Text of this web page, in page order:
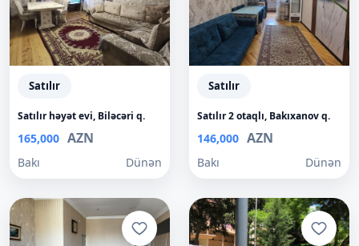
Satılır
Satılır həyət evi, Biləcəri q.
165,000 AZN
Bakı Dünən
Satılır
Satılır 2 otaqlı, Bakıxanov q.
146,000 AZN
Bakı Dünən